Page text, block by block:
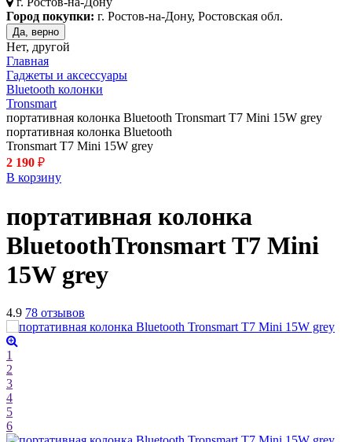
Город покупки: г. Ростов-на-Дону, Ростовская обл.
Да, верно
Нет, другой
Главная
Гаджеты и аксессуары
Bluetooth колонки
Tronsmart
портативная колонка Bluetooth Tronsmart T7 Mini 15W grey
портативная колонка Bluetooth
Tronsmart T7 Mini 15W grey
2 190 ₽
В корзину
портативная колонка
BluetoothTronsmart T7 Mini
15W grey
4.9 78 отзывов
1
2
3
4
5
6